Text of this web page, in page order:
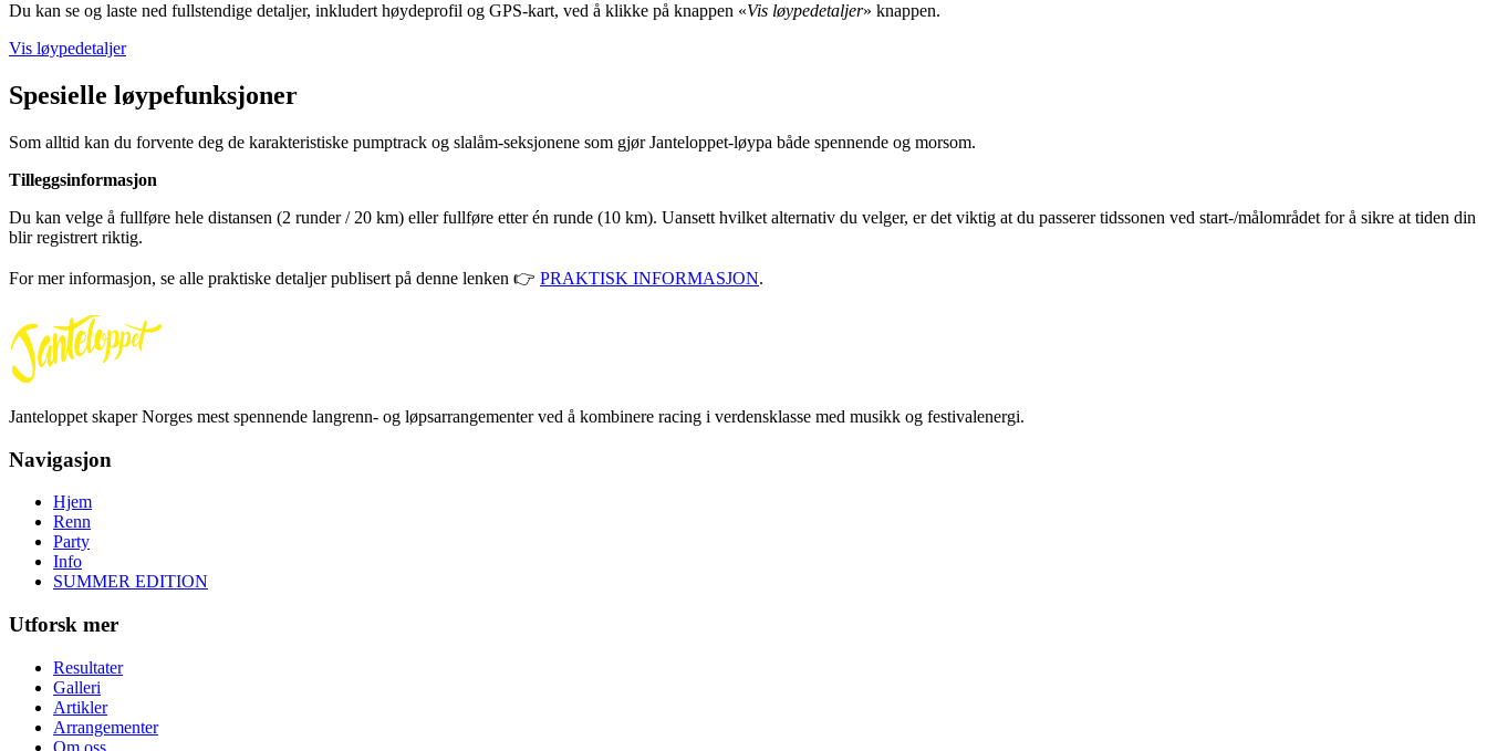
Du kan se og laste ned fullstendige detaljer, inkludert høydeprofil og GPS-kart, ved å klikke på knappen «Vis løypedetaljer» knappen.
Vis løypedetaljer
Spesielle løypefunksjoner
Som alltid kan du forvente deg de karakteristiske pumptrack og slalåm-seksjonene som gjør Janteloppet-løypa både spennende og morsom.
Tilleggsinformasjon
Du kan velge å fullføre hele distansen (2 runder / 20 km) eller fullføre etter én runde (10 km). Uansett hvilket alternativ du velger, er det viktig at du passerer tidssonen ved start-/målområdet for å sikre at tiden din
blir registrert riktig.
For mer informasjon, se alle praktiske detaljer publisert på denne lenken 👉 PRAKTISK INFORMASJON.
Janteloppet skaper Norges mest spennende langrenn- og løpsarrangementer ved å kombinere racing i verdensklasse med musikk og festivalenergi.
Navigasjon
Hjem
Renn
Party
Info
SUMMER EDITION
Utforsk mer
Resultater
Galleri
Artikler
Arrangementer
Om oss